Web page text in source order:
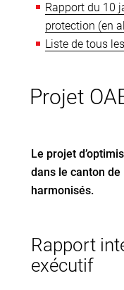
Rapport du 10
protection (en
Liste de tous
Projet
Le projet
dans le canton
harmonisés.
Rapport
exécutif